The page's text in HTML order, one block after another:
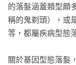
的落髮涵蓋類型頗
稱的鬼剃頭），或
等，都屬疾病型態
關於基因型態落髮